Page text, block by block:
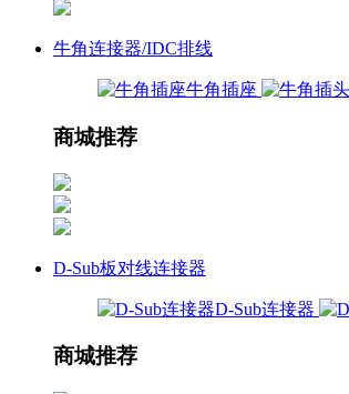
牛角连接器/IDC排线
牛角插座
商城推荐
D-Sub板对线连接器
D-Sub连接器
商城推荐